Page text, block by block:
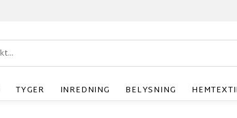
TYGER INREDNING BELYSNING